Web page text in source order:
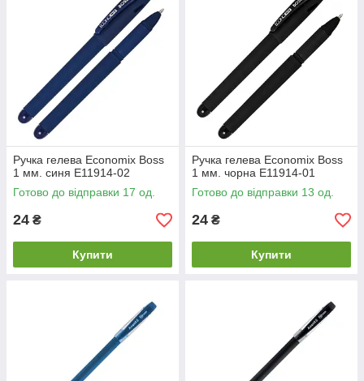
Ручка гелева Economix Boss
1 мм. синя E11914-02
Готово до відправки 17 од.
24 ₴
Купити
Ручка гелева Economix Boss
1 мм. чорна E11914-01
Готово до відправки 13 од.
24 ₴
Купити